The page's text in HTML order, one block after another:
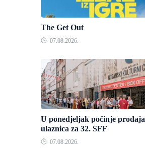
The Get Out
07.08.2026.
U ponedjeljak počinje prodaja
ulaznica za 32. SFF
07.08.2026.